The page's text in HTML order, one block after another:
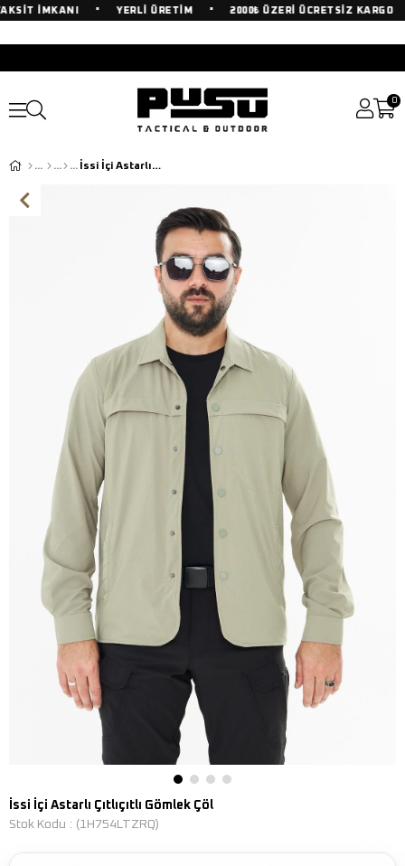
İMKANI YERLİ ÜRETİM 2000₺ ÜZERİ ÜCRETSİZ KARGO
0
İssi İçi Astarlı Çıtlıçıtlı Gömlek Çöl
İssi İçi Astarlı Çıtlıçıtlı Gömlek Çöl
Stok Kodu
(1H754LTZRQ)